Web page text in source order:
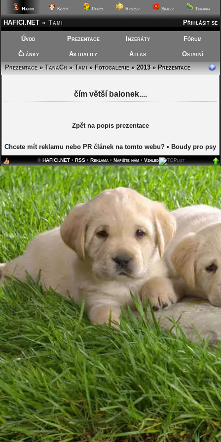
Hafíci Kočičí Ptáčci Rybičky Skalky Terárka
Přihlásit se
HAFICI.NET » Tami
Úvod Prezentace Inzeráty Fórum
Články Aktuality Atlas
Ostatní
Prezentace»TanaCh»Tami»Fotogalerie » 2013 » Prezentace
čím větší balonek....
Zpět na popis prezentace
Chcete mít reklamu nebo PR článek na tomto webu? • Boudy pro psy
©HAFICI.NET •RSS •Reklama •Napište nám •Vzhled